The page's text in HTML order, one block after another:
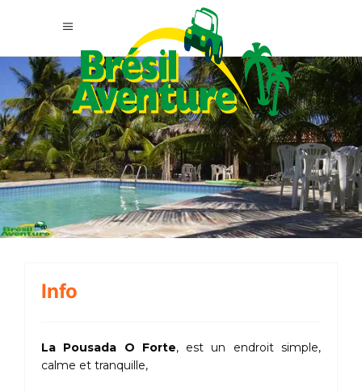
Info
La Pousada O Forte, est un endroit simple,
calme et tranquille,